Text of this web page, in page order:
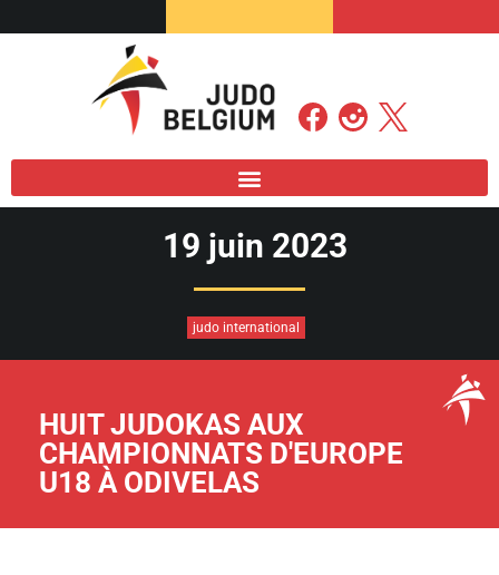
19 juin 2023
judo international
HUIT JUDOKAS AUX
CHAMPIONNATS D'EUROPE
U18 À ODIVELAS